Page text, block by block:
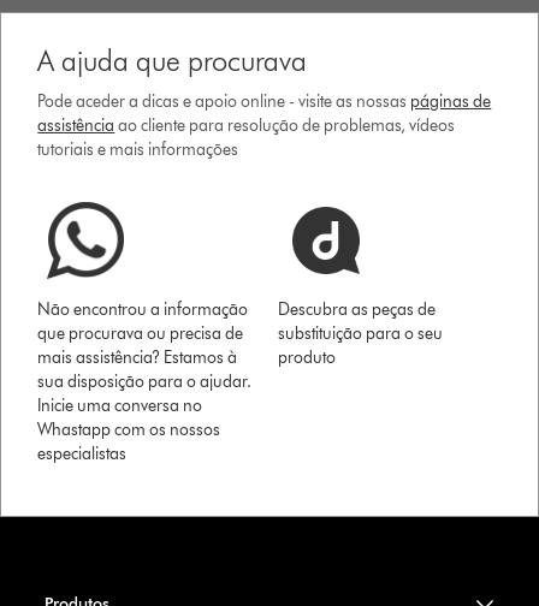
A ajuda que procurava
Pode aceder a dicas e apoio online - visite as nossas páginas de
assistência ao cliente para resolução de problemas, vídeos
tutoriais e mais informações
Não encontrou a informação
que procurava ou precisa de
mais assistência? Estamos à
sua disposição para o ajudar.
Inicie uma conversa no
Whastapp com os nossos
especialistas
Descubra as peças de
substituição para o seu
produto